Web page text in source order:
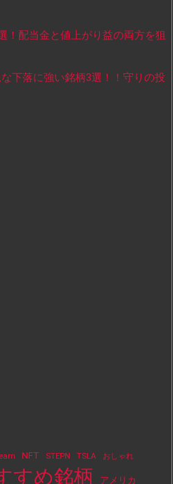
！配当金と値上がり益の両方を狙
下落に強い銘柄3選！！守りの投
NFT STEPN TSLA おしゃれ
すめ銘柄 アメリカ